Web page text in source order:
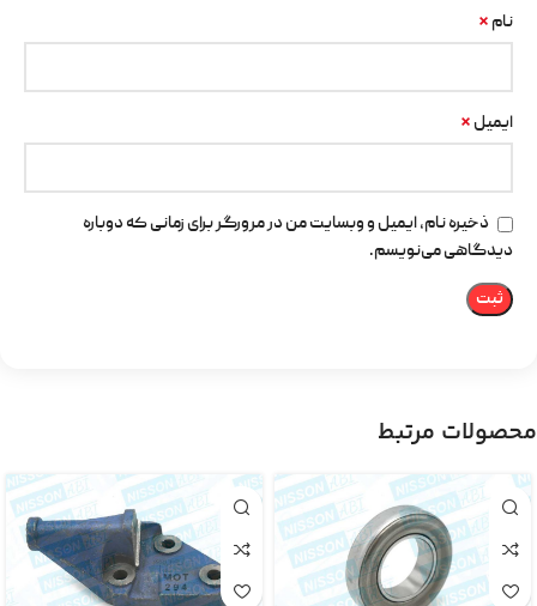
نام *
ایمیل *
ذخیره نام، ایمیل و وبسایت من در مرورگر برای زمانی که دوباره
دیدگاهی می‌نویسم.
محصولات مرتبط